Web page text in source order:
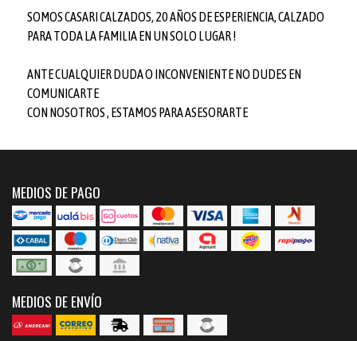
SOMOS CASARI CALZADOS, 20 AÑOS DE ESPERIENCIA, CALZADO
PARA TODA LA FAMILIA EN UN SOLO LUGAR !
ANTE CUALQUIER DUDA O INCONVENIENTE NO DUDES EN
COMUNICARTE
CON NOSOTROS , ESTAMOS PARA ASESORARTE
MEDIOS DE PAGO
MEDIOS DE ENVÍO